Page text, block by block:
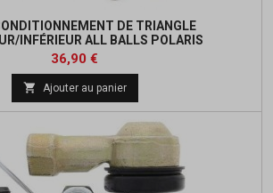
DE TRIANGLE
INFÉRIEUR ALL BALLS POLARIS
Prix
36,90 €
base
 Ajouter au panier